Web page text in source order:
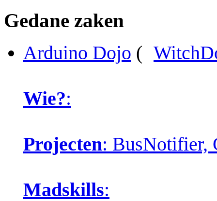
Gedane zaken
Arduino Dojo (
Wie?:
Projecten: BusNotifier,
Madskills: